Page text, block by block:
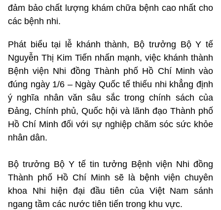
đảm bảo chất lượng khám chữa bệnh cao nhất cho
các bệnh nhi.
Phát biểu tại lễ khánh thành, Bộ trưởng Bộ Y tế
Nguyễn Thị Kim Tiến nhấn mạnh, việc khánh thành
Bệnh viện Nhi đồng Thành phố Hồ Chí Minh vào
đúng ngày 1/6 – Ngày Quốc tế thiếu nhi khẳng định
ý nghĩa nhân văn sâu sắc trong chính sách của
Đảng, Chính phủ, Quốc hội và lãnh đạo Thành phố
Hồ Chí Minh đối với sự nghiệp chăm sóc sức khỏe
nhân dân.
Bộ trưởng Bộ Y tế tin tưởng Bệnh viện Nhi đồng
Thành phố Hồ Chí Minh sẽ là bệnh viện chuyên
khoa Nhi hiện đại đầu tiên của Việt Nam sánh
ngang tầm các nước tiên tiến trong khu vực.